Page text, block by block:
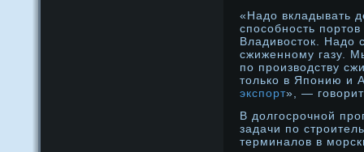
«Надо вкладывать
способность
Владивосток. Надо
сжиженному газу.
по производству
только в Японию и
экспорт», — говорит
В дοлгосрοчнοй
задачи по
терминалов в